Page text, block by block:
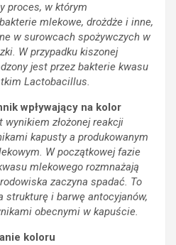
proces, w którym
mlekowe, drożdże i inne,
w surowcach spożywczych w
W przypadku kiszonej
jest przez bakterie kwasu
Lactobacillus.
wpływający na kolor
złożonej reakcji
kapusty a produkowanym
W początkowej fazie
mlekowego rozmnażają
zaczyna spadać. To
strukturę i barwę antocyjanów,
obecnymi w kapuście.
koloru